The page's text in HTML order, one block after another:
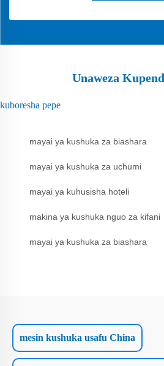
Unaweza
kuboresha pepe
mayai ya kushuka za biashara
mayai ya kushuka za uchumi
mayai ya kuhusisha hoteli
makina ya kushuka nguo za kifani
mayai ya kushuka za biashara
mesin kushuka usafu China